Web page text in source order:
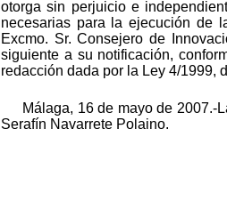
otorga sin perjuicio e
necesarias para la ejecución de
Excmo. Sr. Consejero de
siguiente a su notificación,
redacción dada por la Ley 4/1999,
Málaga, 16 de mayo de 2007.-
Serafín Navarrete Polaino.